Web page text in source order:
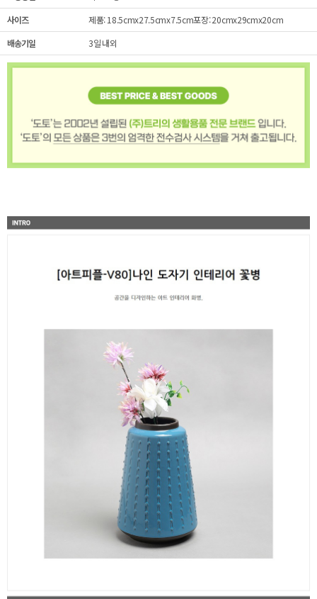
사이즈
제품: 18.5cmx27.5cmx7.5cm포장: 20cmx29cmx20cm
배송기일
3일 내외